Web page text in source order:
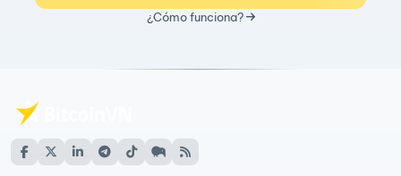
¿Cómo funciona?